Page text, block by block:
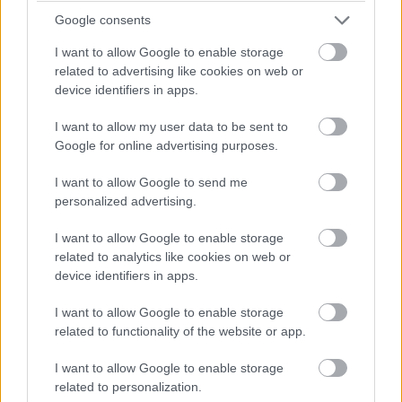
Google consents
I want to allow Google to enable storage
related to advertising like cookies on web or
device identifiers in apps.
I want to allow my user data to be sent to
Google for online advertising purposes.
I want to allow Google to send me
personalized advertising.
I want to allow Google to enable storage
related to analytics like cookies on web or
device identifiers in apps.
I want to allow Google to enable storage
related to functionality of the website or app.
I want to allow Google to enable storage
related to personalization.
RAC Antidrone Zrt. néven drónvédelmi technológiai
társaságot alapít a 4iG Nyrt., a 4iG csoporthoz tartozó
Rotors & Cams Zrt., valamint Jászai Gellért
vállalat.
Az 4iG várakozásai szerint a jövőben jelentősen
növekedhetnek a piaci igények a drónok kontrollját
autonóm repülésre képes eszközök ellen kínál
légtérellenőrző és légtérvédelmi megoldásokat az ipari,
közlekedési, a védelmi és civil szférának.
Az új társaság az elérhető legmodernebb technológiák
fejlesztésekkel és speciális innovációs tevékenységgel
kíván megjelenni a hazai és nemzetközi piacon.